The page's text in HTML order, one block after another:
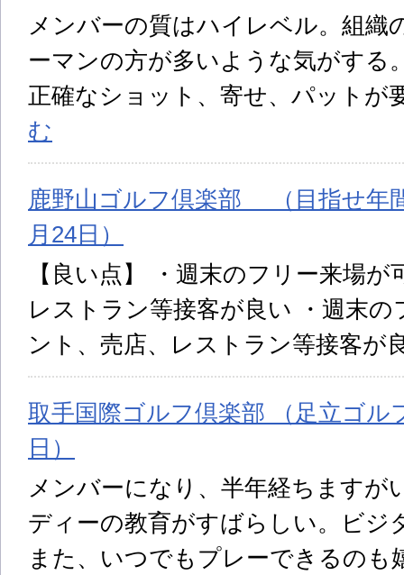
メンバーの質はハイレベル。組織
ーマンの方が多いような気がする
正確なショット、寄せ、パットが
む
鹿野山ゴルフ倶楽部 （目指せ年
月24日）
【良い点】 ・週末のフリー来場
レストラン等接客が良い ・週末
ント、売店、レストラン等接客が
取手国際ゴルフ倶楽部 （足立ゴ
日）
メンバーになり、半年経ちますが
ディーの教育がすばらしい。ビジ
また、いつでもプレーできるのも